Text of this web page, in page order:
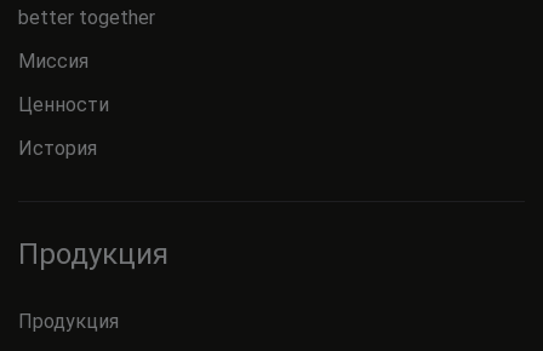
better together
Миссия
Ценности
История
Продукция
Продукция